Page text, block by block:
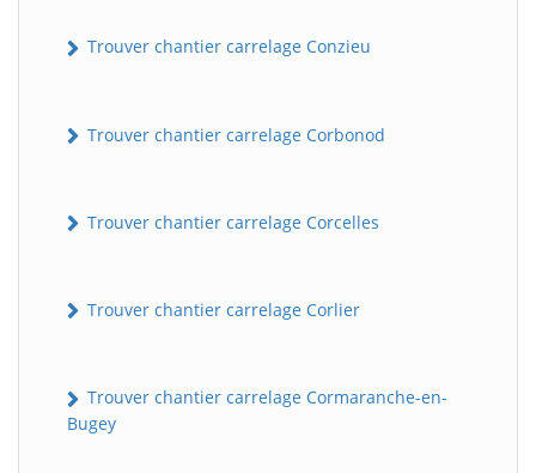
Trouver chantier carrelage Conzieu
Trouver chantier carrelage Corbonod
Trouver chantier carrelage Corcelles
Trouver chantier carrelage Corlier
Trouver chantier carrelage Cormaranche-en-
Bugey
B BatiWebPro